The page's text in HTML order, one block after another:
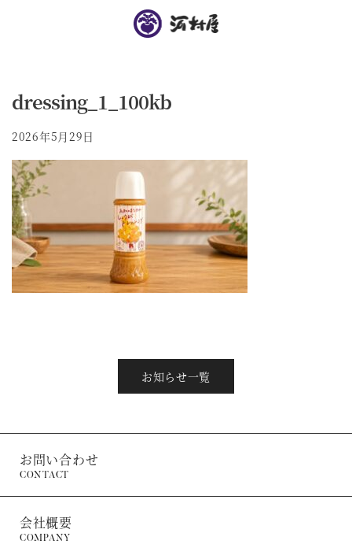
dressing_1_100kb
2026年5月29日
お知らせ一覧
CONTACT
お問い合わせ
COMPANY
会社概要